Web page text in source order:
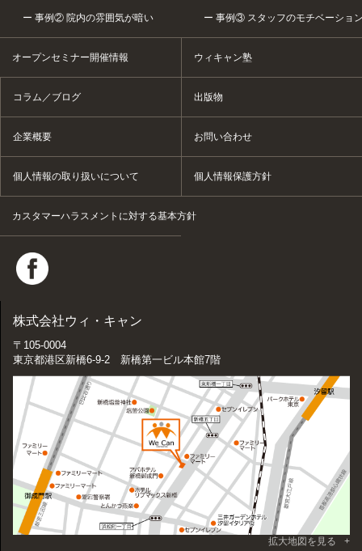
事例② 院内の雰囲気が暗い 事例③ スタッフのモチベーショ
オープンセミナー開催情報 ウィキャン塾
コラム／ブログ 出版物
企業概要 お問い合わせ
個人情報の取り扱いについて 個人情報保護方針
カスタマーハラスメントに対する基本方針
株式会社ウィ・キャン
〒105-0004
東京都港区新橋6-9-2 新橋第一ビル本館7階
拡大地図を見る